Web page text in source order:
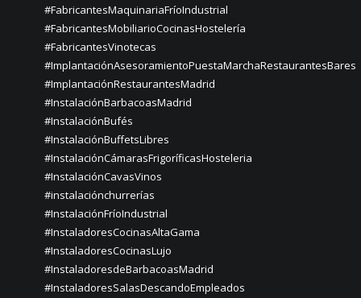
#FabricantesMaquinariaFríoIndustrial
#FabricantesMobiliarioCocinasHostelería
#FabricantesVinotecas
#ImplantaciónAsesoramientoPuestaMarchaRestaurantesBares
#ImplantaciónRestaurantesMadrid
#InstalaciónBarbacoasMadrid
#InstalaciónBufés
#InstalaciónBuffetsLibres
#InstalaciónCámarasFrigoríficasHosteleria
#InstalaciónCavasVinos
#instalaciónchurrerías
#InstalaciónFríoIndustrial
#InstaladoresCocinasAltaGama
#InstaladoresCocinasLujo
#InstaladoresdeBarbacoasMadrid
#InstaladoresSalasDescandoEmpleados